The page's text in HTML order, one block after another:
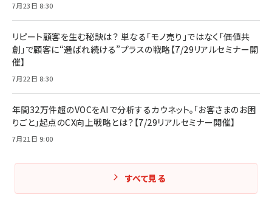
7月23日 8:30
リピート顧客を生む秘訣は？ 単なる「モノ売り」ではなく「価値共
創」で顧客に“選ばれ続ける”プラスの戦略【7/29リアルセミナー開
催】
7月22日 8:30
年間32万件超のVOCをAIで分析するカウネット。「お客さまのお困
りごと」起点のCX向上戦略とは？【7/29リアルセミナー開催】
7月21日 9:00
すべて見る